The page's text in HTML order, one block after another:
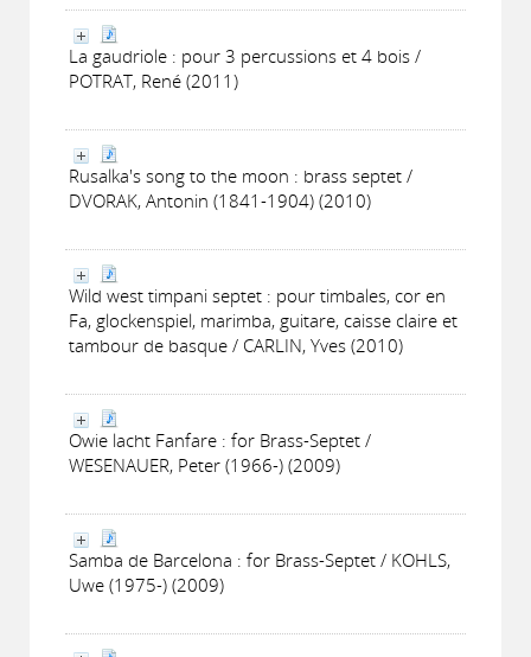
La gaudriole : pour 3 percussions et 4 bois /
POTRAT, René (2011)
Rusalka's song to the moon : brass septet /
DVORAK, Antonin (1841-1904) (2010)
Wild west timpani septet : pour timbales, cor en
Fa, glockenspiel, marimba, guitare, caisse claire et
tambour de basque / CARLIN, Yves (2010)
Owie lacht Fanfare : for Brass-Septet /
WESENAUER, Peter (1966-) (2009)
Samba de Barcelona : for Brass-Septet / KOHLS,
Uwe (1975-) (2009)